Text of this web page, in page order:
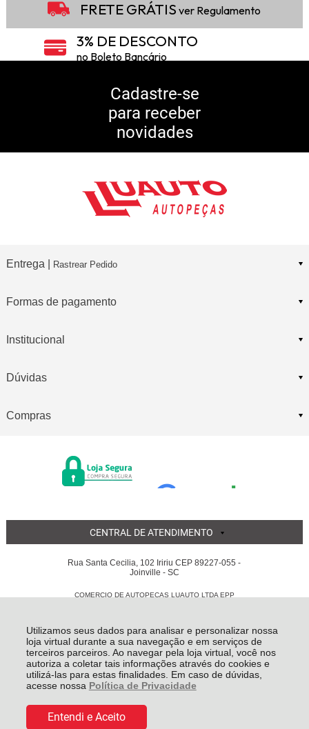
Utilizamos seus dados para analisar e personalizar nossa
loja virtual durante a sua navegação e em serviços de
terceiros parceiros. Ao navegar pela loja virtual, você nos
autoriza a coletar tais informações através do cookies e
utilizá-las para estas finalidades. Em caso de dúvidas,
acesse nossa Política de Privacidade
Entendi e Aceito
FRETE GRÁTIS ver Regulamento
3% DE DESCONTO
no Boleto Bancário
5% DE DESCONTO
10% DE CASHBACK
Consulte Regulamento
Cadastre-se
para receber
novidades
Entrega | Rastrear Pedido
Formas de pagamento
Institucional
Dúvidas
Compras
CENTRAL DE ATENDIMENTO
Rua Santa Cecilia, 102 Iririu CEP 89227-055 -
Joinville - SC
COMERCIO DE AUTOPECAS LUAUTO LTDA EPP
R$ 3,00Por:R$ 2,55